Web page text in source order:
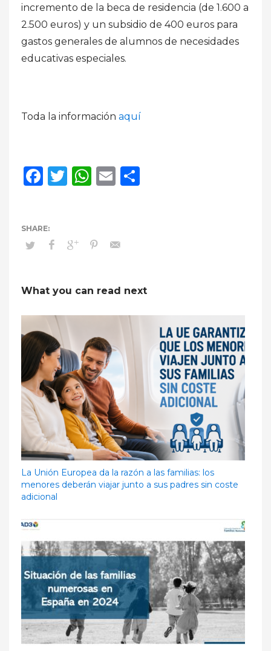
incremento de la beca de residencia (de 1.600 a
2.500 euros) y un subsidio de 400 euros para
gastos generales de alumnos de necesidades
educativas especiales.
Toda la información aquí
Facebook
Twitter
WhatsApp
Email
What you can read next
La Unión Europea da la razón a las familias: los
menores deberán viajar junto a sus padres sin coste
adicional